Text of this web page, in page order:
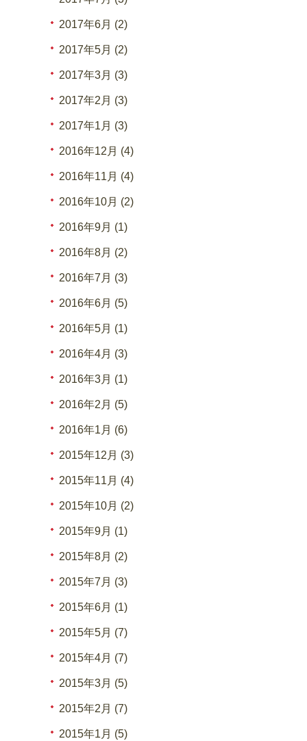
2017年6月 (2)
2017年5月 (2)
2017年3月 (3)
2017年2月 (3)
2017年1月 (3)
2016年12月 (4)
2016年11月 (4)
2016年10月 (2)
2016年9月 (1)
2016年8月 (2)
2016年7月 (3)
2016年6月 (5)
2016年5月 (1)
2016年4月 (3)
2016年3月 (1)
2016年2月 (5)
2016年1月 (6)
2015年12月 (3)
2015年11月 (4)
2015年10月 (2)
2015年9月 (1)
2015年8月 (2)
2015年7月 (3)
2015年6月 (1)
2015年5月 (7)
2015年4月 (7)
2015年3月 (5)
2015年2月 (7)
2015年1月 (5)